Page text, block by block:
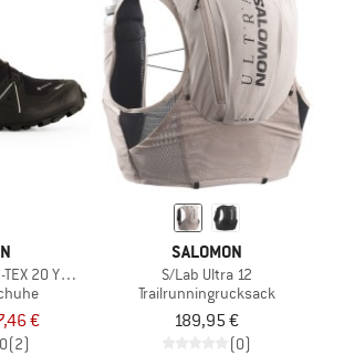
20 Years
€
(2)
SALOMON
S/Lab Ultra 12
Trailrunningrucksack
189,95 €
(0)